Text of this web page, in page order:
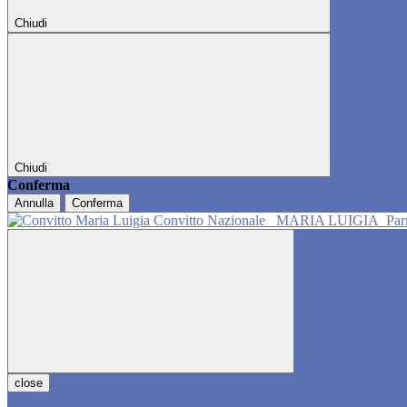
Chiudi
Chiudi
Conferma
Annulla Conferma
Convitto Nazionale MARIA LUIGIA
close